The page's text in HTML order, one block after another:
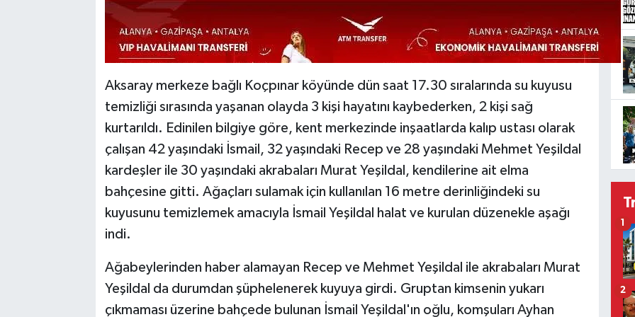
Aksaray merkeze bağlı Koçpınar köyünde dün saat 17.30 sıralarında su kuyusu
temizliği sırasında yaşanan olayda 3 kişi hayatını kaybederken, 2 kişi sağ
kurtarıldı. Edinilen bilgiye göre, kent merkezinde inşaatlarda kalıp ustası olarak
çalışan 42 yaşındaki İsmail, 32 yaşındaki Recep ve 28 yaşındaki Mehmet Yeşildal
kardeşler ile 30 yaşındaki akrabaları Murat Yeşildal, kendilerine ait elma
bahçesine gitti. Ağaçları sulamak için kullanılan 16 metre derinliğindeki su
kuyusunu temizlemek amacıyla İsmail Yeşildal halat ve kurulan düzenekle aşağı
indi.
Ağabeylerinden haber alamayan Recep ve Mehmet Yeşildal ile akrabaları Murat
Yeşildal da durumdan şüphelenerek kuyuya girdi. Gruptan kimsenin yukarı
çıkmaması üzerine bahçede bulunan İsmail Yeşildal'ın oğlu, komşuları Ayhan
1
2